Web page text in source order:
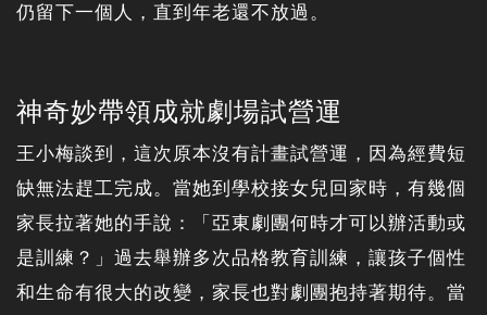
仍留下一個人，直到年老還不放過。
神奇妙帶領成就劇場試營運
王小梅談到，這次原本沒有計畫試營運，因為經費短
缺無法趕工完成。當她到學校接女兒回家時，有幾個
家長拉著她的手說：「亞東劇團何時才可以辦活動或
是訓練？」過去舉辦多次品格教育訓練，讓孩子個性
和生命有很大的改變，家長也對劇團抱持著期待。當